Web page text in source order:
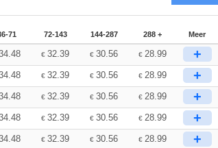
71 72-143 144-287 288 + Meer
€32.39 €30.56 €28.99 +
€32.39 €30.56 €28.99 +
€32.39 €30.56 €28.99 +
€32.39 €30.56 €28.99 +
€32.39 €30.56 €28.99 +